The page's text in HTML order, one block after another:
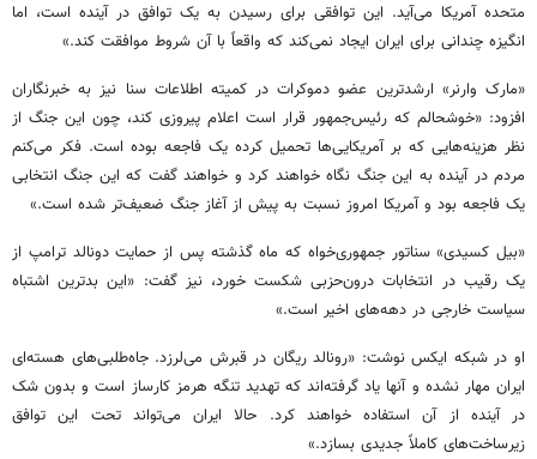
متحده آمریکا می‌آید. این توافقی برای رسیدن به یک توافق در آینده است، اما
انگیزه چندانی برای ایران ایجاد نمی‌کند که واقعاً با آن شروط موافقت کند.»
«مارک وارنر» ارشدترین عضو دموکرات در کمیته اطلاعات سنا نیز به خبرنگاران
افزود: «خوشحالم که رئیس‌جمهور قرار است اعلام پیروزی کند، چون این جنگ از
نظر هزینه‌هایی که بر آمریکایی‌ها تحمیل کرده یک فاجعه بوده است. فکر می‌کنم
مردم در آینده به این جنگ نگاه خواهند کرد و خواهند گفت که این جنگ انتخابی
یک فاجعه بود و آمریکا امروز نسبت به پیش از آغاز جنگ ضعیف‌تر شده است.»
«بیل کسیدی» سناتور جمهوری‌خواه که ماه گذشته پس از حمایت دونالد ترامپ از
یک رقیب در انتخابات درون‌حزبی شکست خورد، نیز گفت: «این بدترین اشتباه
سیاست خارجی در دهه‌های اخیر است.»
او در شبکه ایکس نوشت: «رونالد ریگان در قبرش می‌لرزد. جاه‌طلبی‌های هسته‌ای
ایران مهار نشده و آنها یاد گرفته‌اند که تهدید تنگه هرمز کارساز است و بدون شک
در آینده از آن استفاده خواهند کرد. حالا ایران می‌تواند تحت این توافق
زیرساخت‌های کاملاً جدیدی بسازد.»